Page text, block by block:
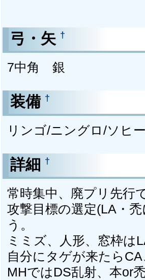
弓・矢 †
7中角 銀
装備 †
リンゴ/ニングロ/ソヒ
詳細 †
常時集中、廃プリ先行
攻撃目標の選定(LA・
う。
ミミズ、人形、窓枠は
自分にタゲが来たら
MHではDS乱射、本or